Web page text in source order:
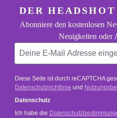
DER
Abonniere den kostenlosen
Neuigkeiten oder
Deine E-Mail Adresse eingeben
Diese Seite ist durch reCAPTCHA
Datenschutzrichtlinie und
Datenschutz
Ich habe die